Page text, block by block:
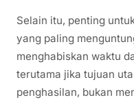
Selain itu, penting
yang paling
menghabiskan waktu
terutama jika tujuan
penghasilan, bukan